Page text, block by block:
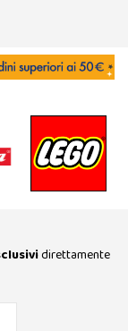
direttamente